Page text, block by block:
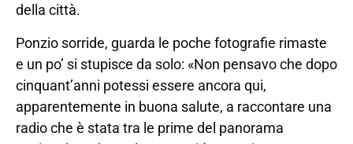
della città.
Ponzio sorride, guarda le poche fotografie rimaste
e un po’ si stupisce da solo: «Non pensavo che dopo
cinquant’anni potessi essere ancora qui,
apparentemente in buona salute, a raccontare una
radio che è stata tra le prime del panorama